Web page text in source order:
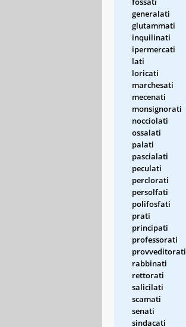
generalati
glutammati
inquilinati
ipermercati
lati
loricati
marchesati
mecenati
monsignorati
nocciolati
ossalati
palati
pascialati
peculati
perclorati
persolfati
polifosfati
prati
principati
professorati
provveditorati
rabbinati
rettorati
salicilati
scamati
senati
sindacati